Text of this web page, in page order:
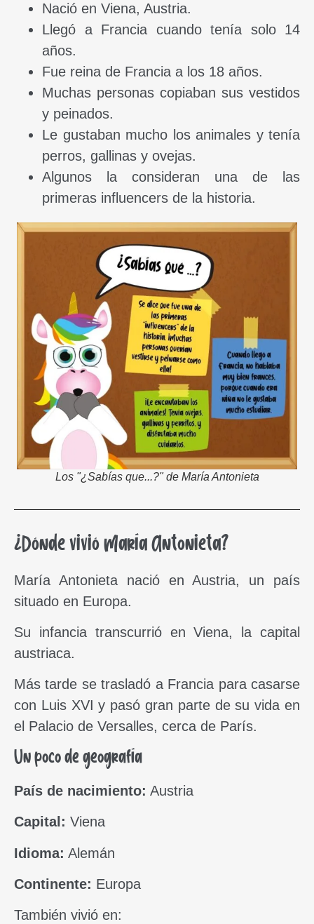
Nació en Viena, Austria.
Llegó a Francia cuando tenía solo 14
años.
Fue reina de Francia a los 18 años.
Muchas personas copiaban sus vestidos
y peinados.
Le gustaban mucho los animales y tenía
perros, gallinas y ovejas.
Algunos la consideran una de las
primeras influencers de la historia.
Los "¿Sabías que...?" de María Antonieta
¿Dónde vivió María Antonieta?
María Antonieta nació en Austria, un país
situado en Europa.
Su infancia transcurrió en Viena, la capital
austriaca.
Más tarde se trasladó a Francia para casarse
con Luis XVI y pasó gran parte de su vida en
el Palacio de Versalles, cerca de París.
Un poco de geografía
País de nacimiento: Austria
Capital: Viena
Idioma: Alemán
Continente: Europa
También vivió en: